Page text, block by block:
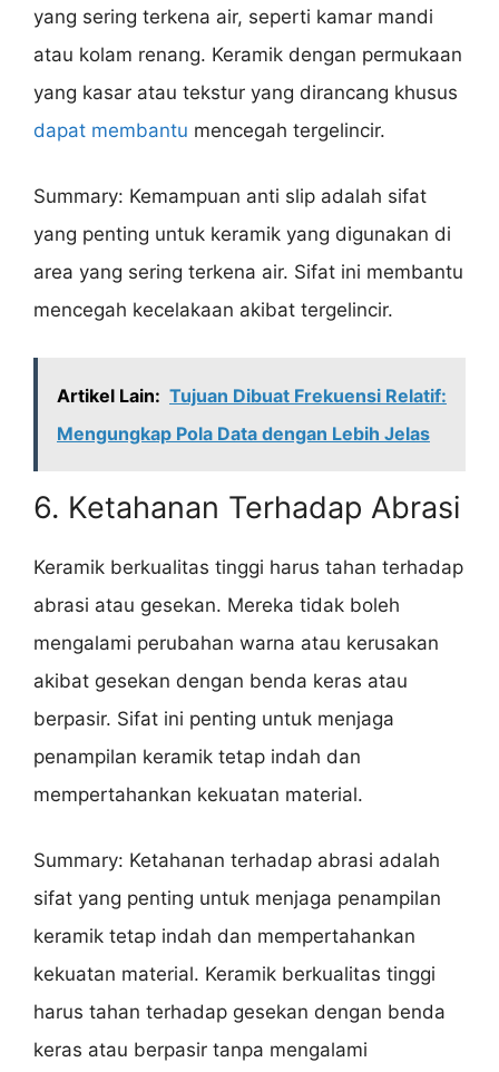
yang sering terkena air, seperti kamar mandi
atau kolam renang. Keramik dengan permukaan
yang kasar atau tekstur yang dirancang khusus
dapat membantu mencegah tergelincir.
Summary: Kemampuan anti slip adalah sifat
yang penting untuk keramik yang digunakan di
area yang sering terkena air. Sifat ini membantu
mencegah kecelakaan akibat tergelincir.
Artikel Lain: Tujuan Dibuat Frekuensi Relatif:
Mengungkap Pola Data dengan Lebih Jelas
6. Ketahanan Terhadap Abrasi
Keramik berkualitas tinggi harus tahan terhadap
abrasi atau gesekan. Mereka tidak boleh
mengalami perubahan warna atau kerusakan
akibat gesekan dengan benda keras atau
berpasir. Sifat ini penting untuk menjaga
penampilan keramik tetap indah dan
mempertahankan kekuatan material.
Summary: Ketahanan terhadap abrasi adalah
sifat yang penting untuk menjaga penampilan
keramik tetap indah dan mempertahankan
kekuatan material. Keramik berkualitas tinggi
harus tahan terhadap gesekan dengan benda
keras atau berpasir tanpa mengalami